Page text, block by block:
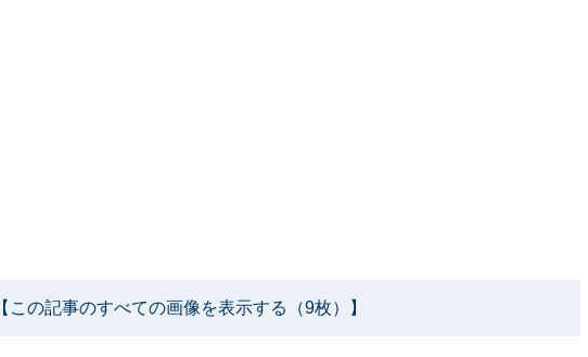
【この記事のすべての画像を表示する（9枚）】